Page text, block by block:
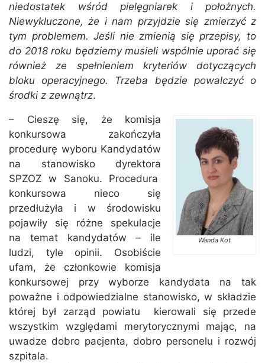
niedostatek wśród pielęgniarek i położnych.
Niewykluczone, że i nam przyjdzie się zmierzyć z
tym problemem. Jeśli nie zmienią się przepisy, to
do 2018 roku będziemy musieli wspólnie uporać się
również ze spełnieniem kryteriów dotyczących
bloku operacyjnego. Trzeba będzie powalczyć o
środki z zewnątrz.
Wanda Kot
– Cieszę się, że komisja
konkursowa zakończyła
procedurę wyboru Kandydatów
na stanowisko dyrektora
SPZOZ w Sanoku. Procedura
konkursowa nieco się
przedłużyła i w środowisku
pojawiły się różne spekulacje
na temat kandydatów – ile
ludzi, tyle opinii. Osobiście
ufam, że członkowie komisja
konkursowej przy wyborze kandydata na tak
poważne i odpowiedzialne stanowisko, w składzie
której był zarząd powiatu kierowali się przede
wszystkim względami merytorycznymi mając, na
uwadze dobro pacjenta, dobro personelu i rozwój
szpitala.